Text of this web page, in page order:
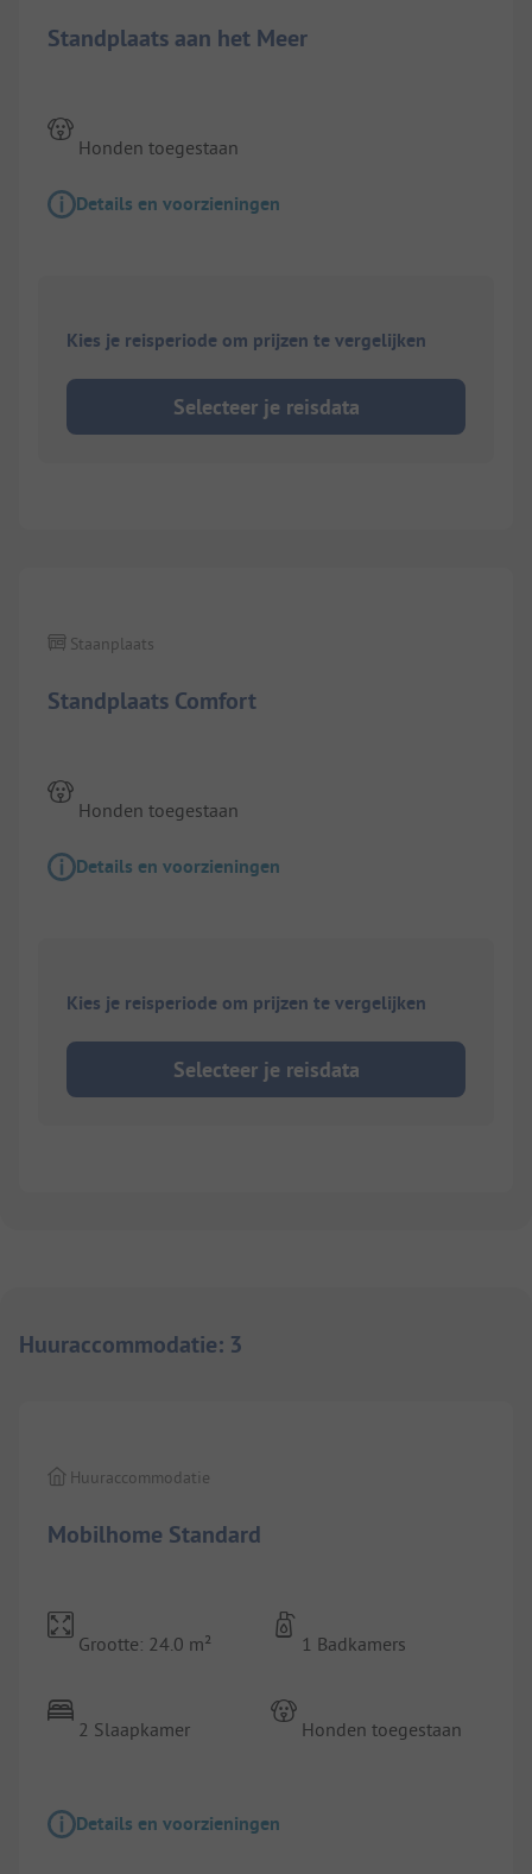
Standplaats aan het Meer
Honden toegestaan
Details en voorzieningen
Kies je reisperiode om prijzen te vergelijken
Selecteer je reisdata
Standplaats Comfort
Staanplaats
Honden toegestaan
Details en voorzieningen
Kies je reisperiode om prijzen te vergelijken
Selecteer je reisdata
Huuraccommodatie: 3
Mobilhome Standard
Huuraccommodatie
Grootte: 24.0 m²
2 Slaapkamer
1 Badkamers
Honden toegestaan
Details en voorzieningen